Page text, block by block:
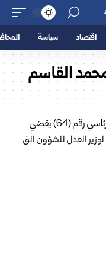
اقتصاد سياسة
القاسم